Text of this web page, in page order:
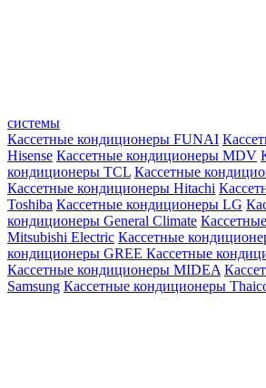
системы
Кассетные кондиционеры FUNAI
Hisense Кассетные кондиционеры MDV
кондиционеры TCL Кассетные
Кассетные кондиционеры Hitachi
Toshiba Кассетные кондиционеры LG
кондиционеры General Climate
Mitsubishi Electric Кассетные
кондиционеры GREE Кассетные
Кассетные кондиционеры MIDEA
Samsung Кассетные кондиционеры